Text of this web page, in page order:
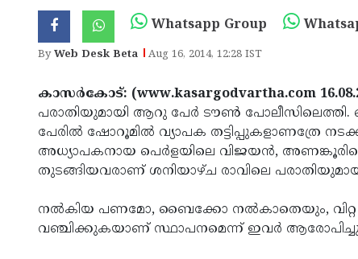
Whatsapp Group
ByWeb Desk Beta Aug 16, 2014, 12:28 IST
കാസര്‍കോട്: (www.kasargodvartha.com
പരാതിയുമായി ആറു പേര്‍ ടൗണ്‍
പേരില്‍ ഷോറൂമില്‍ വ്യാപക തട്ടിപ്പുകളാണത്രേ
അധ്യാപകനായ പെര്‍ളയിലെ വിജയന്‍,
തുടങ്ങിയവരാണ് ശനിയാഴ്ച രാവിലെ
നല്‍കിയ പണമോ, ബൈക്കോ നല്‍കാതെയും,
വഞ്ചിക്കുകയാണ് സ്ഥാപനമെന്ന് ഇവര്‍